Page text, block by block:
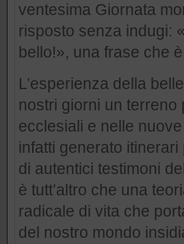
ventesima Giornata
risposto senza indugi:
bello!», una frase che
L’esperienza della
nostri giorni un
ecclesiali e nelle
infatti generato
di autentici testimoni
è tutt’altro che una
radicale di vita che
del nostro mondo